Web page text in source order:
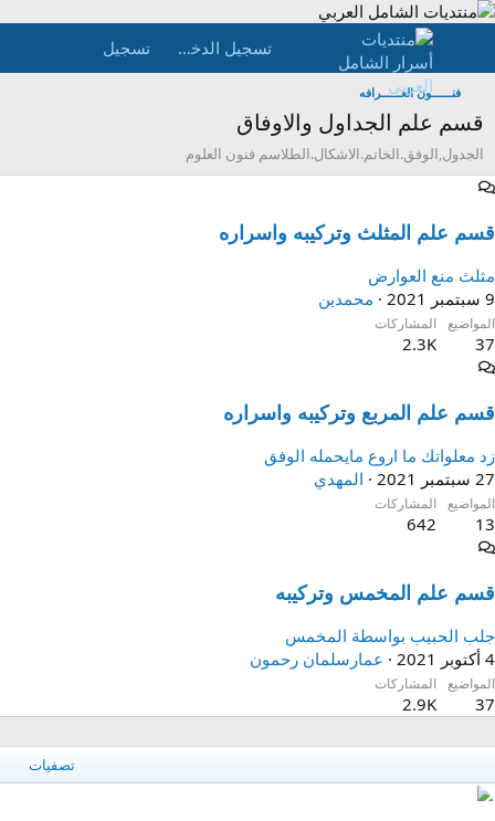
تسجيل الدخول تسجيل
فنــــــون العــــــرافه
قسم علم الجداول والاوفاق
الجدول,الوفق.الخاتم.الاشكال.الطلاسم فنون العلوم
قسم علم المثلث وتركيبه واسراره
مثلث منع العوارض
9 سبتمبر 2021
محمدين
المواضيع
37
المشاركات
2.3K
قسم علم المربع وتركيبه واسراره
زد معلواتك ما اروع مايحمله الوفق
27 سبتمبر 2021
المهدي
المواضيع
13
المشاركات
642
قسم علم المخمس وتركيبه
جلب الحبيب بواسطة المخمس
4 أكتوبر 2021
عمارسلمان رحمون
المواضيع
37
المشاركات
2.9K
تصفيات